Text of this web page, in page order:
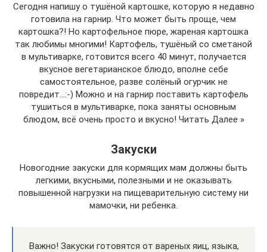
Сегодня напишу о тушёной картошке, которую я недавно
готовила на гарнир. Что может быть проще, чем
картошка?! Но картофельное пюре, жареная картошка
так любимы многими! Картофель, тушёный со сметаной
в мультиварке, готовится всего 40 минут, получается
вкусное вегетарианское блюдо, вполне себе
самостоятельное, разве солёный огурчик не
повредит…:-) Можно и на гарнир поставить картофель
тушиться в мультиварке, пока заняты основным
блюдом, всё очень просто и вкусно! Читать Далее »
Закуски
Новогодние закуски для кормящих мам должны быть
легкими, вкусными, полезными и не оказывать
повышенной нагрузки на пищеварительную систему ни
мамочки, ни ребенка.
Важно! Закуски готовятся от вареных яиц, языка,